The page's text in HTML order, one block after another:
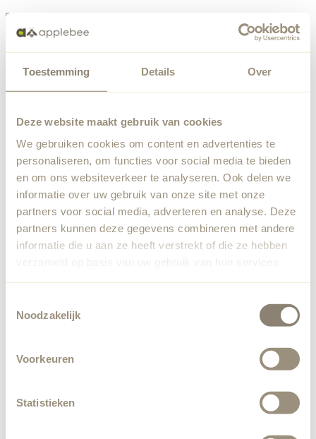
Toestemming Details Over
Deze website maakt gebruik van cookies
We gebruiken cookies om content en advertenties te
personaliseren, om functies voor social media te bieden
en om ons websiteverkeer te analyseren. Ook delen we
informatie over uw gebruik van onze site met onze
partners voor social media, adverteren en analyse. Deze
partners kunnen deze gegevens combineren met andere
informatie die u aan ze heeft verstrekt of die ze hebben
verzameld op basis van uw gebruik van hun services.
Noodzakelijk
Voorkeuren
Statistieken
Etwas ist schiefgelaufen
Team wurde benachrichtigt.
Zurück zur Startseite